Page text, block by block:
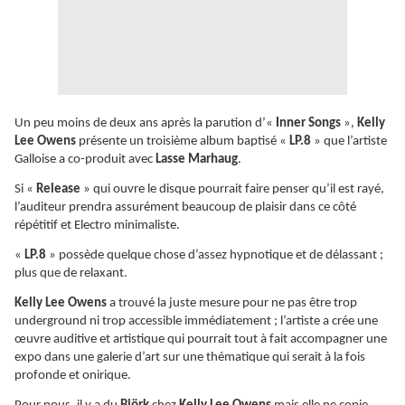
Un peu moins de deux ans après la parution d’« Inner Songs », Kelly
Lee Owens présente un troisième album baptisé « LP.8 » que l’artiste
Galloise a co-produit avec Lasse Marhaug.
Si « Release » qui ouvre le disque pourrait faire penser qu’il est rayé,
l’auditeur prendra assurément beaucoup de plaisir dans ce côté
répétitif et Electro minimaliste.
« LP.8 » possède quelque chose d’assez hypnotique et de délassant ;
plus que de relaxant.
Kelly Lee Owens a trouvé la juste mesure pour ne pas être trop
underground ni trop accessible immédiatement ; l’artiste a crée une
œuvre auditive et artistique qui pourrait tout à fait accompagner une
expo dans une galerie d’art sur une thématique qui serait à la fois
profonde et onirique.